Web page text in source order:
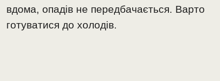
вдома, опадів не передбачається. Варто
готуватися до холодів.